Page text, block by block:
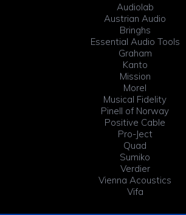
Audiolab
Austrian Audio
Bringhs
Essential Audio Tools
Graham
Kanto
Mission
Morel
Musical Fidelity
Pinell of Norway
Positive Cable
Pro-Ject
Quad
Sumiko
Verdier
Vienna Acoustics
Vifa